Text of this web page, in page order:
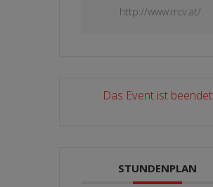
http://www.rrcv.at/
Das Event ist beendet
STUNDENPLAN